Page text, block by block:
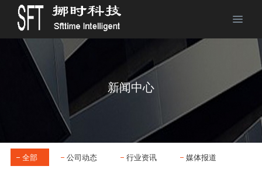
新闻中心
全部 公司动态 行业资讯 媒体报道